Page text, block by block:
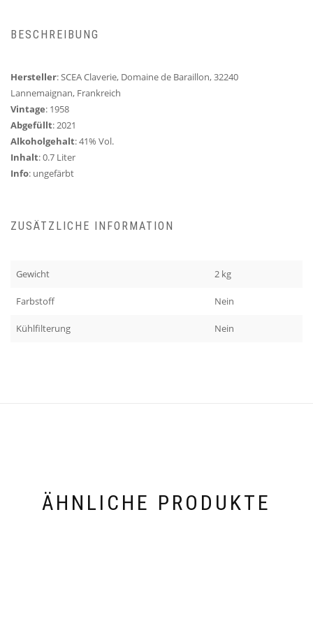
BESCHREIBUNG
Hersteller: SCEA Claverie, Domaine de Baraillon, 32240
Lannemaignan, Frankreich
Vintage: 1958
Abgefüllt: 2021
Alkoholgehalt: 41% Vol.
Inhalt: 0.7 Liter
Info: ungefärbt
ZUSÄTZLICHE INFORMATION
Gewicht 2 kg
Farbstoff Nein
Kühlfilterung Nein
ÄHNLICHE PRODUKTE